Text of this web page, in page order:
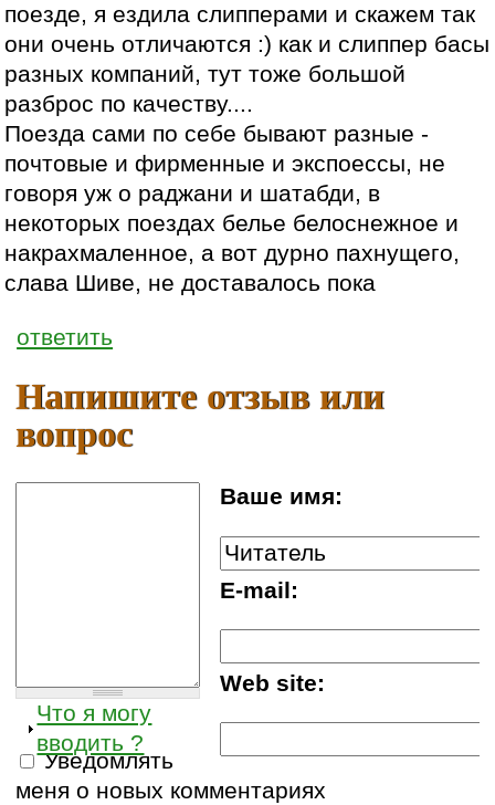
поезде, я ездила слипперами и скажем так
они очень отличаются :) как и слиппер басы
разных компаний, тут тоже большой
разброс по качеству....
Поезда сами по себе бывают разные -
почтовые и фирменные и экспоессы, не
говоря уж о раджани и шатабди, в
некоторых поездах белье белоснежное и
накрахмаленное, а вот дурно пахнущего,
слава Шиве, не доставалось пока
ответить
Напишите отзыв или
вопрос
Ваше имя:
E-mail:
Web site:
Что я могу
вводить ?
Уведомлять
меня о новых комментариях